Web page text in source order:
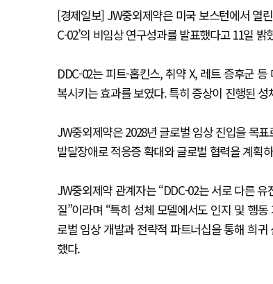
[경제일보] JW중외제약은 미국 보스턴에서 열
C-02’의 비임상 연구성과를 발표했다고 11일 밝
DDC-02는 피트-홉킨스, 취약 X, 레트 증후군
복시키는 효과를 보였다. 특히 증상이 진행된
JW중외제약은 2028년 글로벌 임상 진입을 목
발달장애로 적응증 확대와 글로벌 협력을 계획
JW중외제약 관계자는 “DDC-02는 서로 다른
질”이라며 “특히 성체 모델에서도 인지 및 행
로벌 임상 개발과 전략적 파트너십을 통해 희
했다.